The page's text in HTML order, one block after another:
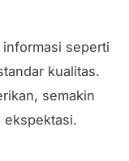
seperti
kualitas.
semakin
ekspektasi.